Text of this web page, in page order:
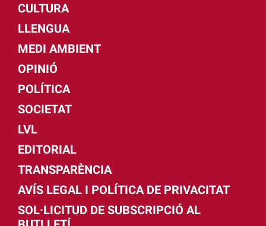
CULTURA
LLENGUA
MEDI AMBIENT
OPINIÓ
POLÍTICA
SOCIETAT
LVL
EDITORIAL
TRANSPARÈNCIA
AVÍS LEGAL I POLÍTICA DE PRIVACITAT
SOL·LICITUD DE SUBSCRIPCIÓ AL